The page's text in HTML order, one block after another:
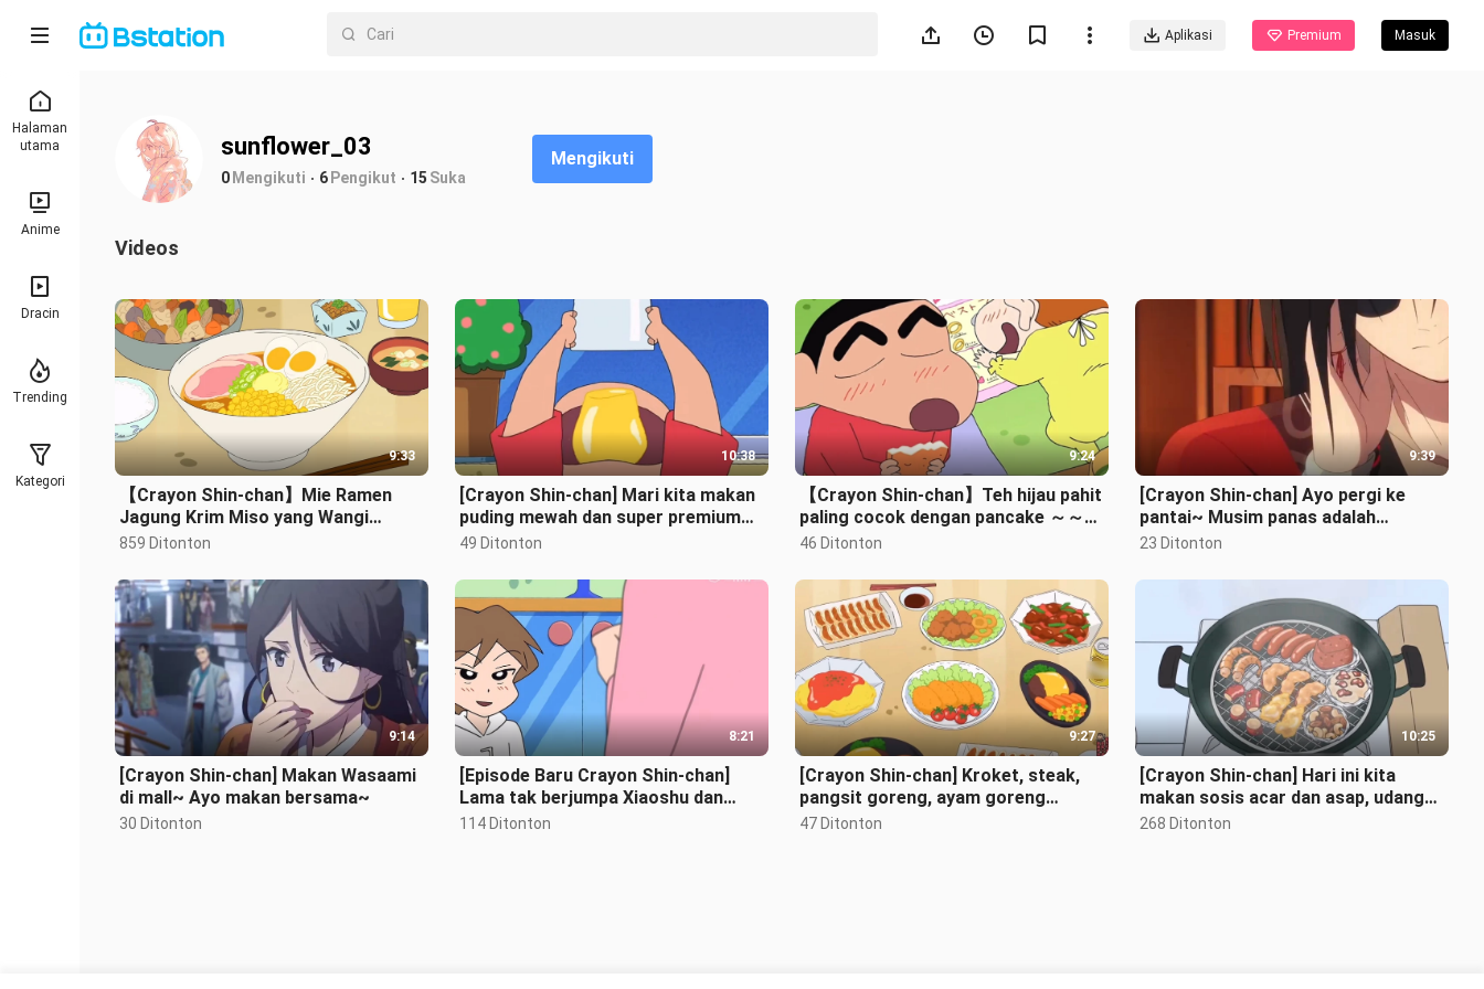
Aplikasi Premium Masuk
Halaman
utama
Anime
Dracin
Trending
Kategori
sunflower_03
0Mengikuti 6Pengikut 15 Suka
Mengikuti
Videos
9:33
【Crayon Shin-chan】Mie Ramen
Jagung Krim Miso yang Wangi
Banget nih～ Sayuran Elektronik
859 Ditonton
10:38
[Crayon Shin-chan] Mari kita makan
puding mewah dan super premium
hari ini~ Mari kita makan bersama~
49 Ditonton
9:24
【Crayon Shin-chan】Teh hijau pahit
paling cocok dengan pancake ～～～
Ayo makan bersama ～
46 Ditonton
9:39
[Crayon Shin-chan] Ayo pergi ke
pantai~ Musim panas adalah
tentang pergi ke pantai~ Makan es
23 Ditonton
9:14
[Crayon Shin-chan] Makan Wasaami
di mall~ Ayo makan bersama~
30 Ditonton
8:21
[Episode Baru Crayon Shin-chan]
Lama tak berjumpa Xiaoshu dan
Xiaocai~ Sepupu Xiaoxin sangat
114 Ditonton
9:27
[Crayon Shin-chan] Kroket, steak,
pangsit goreng, ayam goreng
tepung, omelet tebal. Gunakan uang
47 Ditonton
10:25
[Crayon Shin-chan] Hari ini kita
makan sosis acar dan asap, udang
panggang, dan gurita panggang~
268 Ditonton